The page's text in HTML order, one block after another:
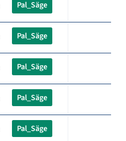
Pal_Säge
Pal_Säge
Pal_Säge
Pal_Säge
Pal_Säge